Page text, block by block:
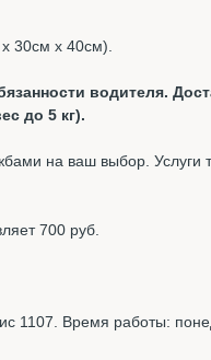
30см х 40см).
водителя.
до 5 кг).
на ваш выбор. Услуги
700 руб.
1107. Время работы: